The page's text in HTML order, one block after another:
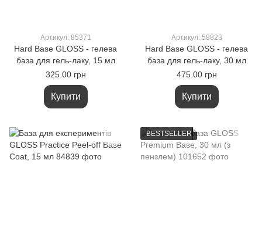
Артикул: 85371
Hard Base GLOSS - гелева
база для гель-лаку, 15 мл
325.00 грн
Купити
Артикул: 58823
Hard Base GLOSS - гелева
база для гель-лаку, 30 мл
475.00 грн
Купити
BESTSELLER